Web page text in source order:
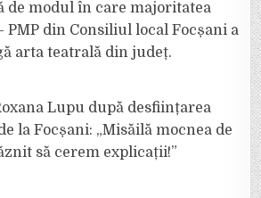
de modul în care majoritatea
PMP din Consiliul local Focșani a
arta teatrală din județ.
Lupu după desființarea
la Focșani: „Misăilă mocnea de
să cerem explicații!”